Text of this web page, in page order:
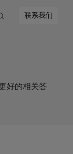
联系我们
好的相关答